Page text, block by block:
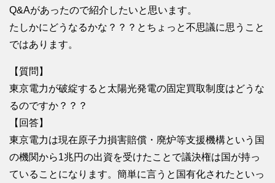
Q&Aがあったので紹介したいと思います。
たしかにどうなるかな？？？とちょっと不思議に思うこと
ではあります。
【質問】
東京電力が破綻すると太陽光発電の固定買取制度はどうな
るのですか？？？
【回答】
東京電力は現在原子力損害賠償・廃炉等支援機構という国
の機関から1兆円の出資を受けたことで議決権は国が持っ
ていることになります。簡単に言うと国有化されたといっ